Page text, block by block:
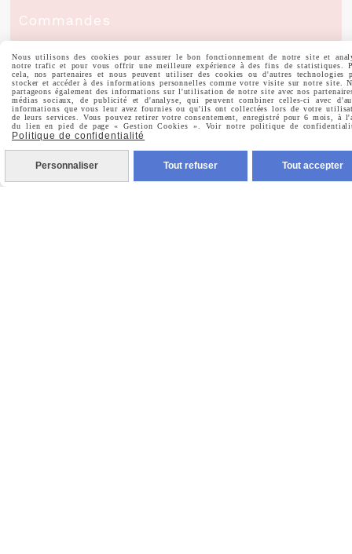
Commandes
Nous Suivre
Facebook
Instagram
Nous utilisons des cookies pour assurer le bon fonctionnement de notre site et
notre trafic et pour vous offrir une meilleure expérience à des fins de statistiques.
cela, nos partenaires et nous peuvent utiliser des cookies ou d'autres technologies
stocker et accéder à des informations personnelles comme votre visite sur notre site.
partageons également des informations sur l'utilisation de notre site avec nos
médias sociaux, de publicité et d'analyse, qui peuvent combiner celles-ci avec
informations que vous leur avez fournies ou qu'ils ont collectées lors de votre
de leurs services. Vous pouvez retirer votre consentement, enregistré pour 6 mois, à
du lien en pied de page « Gestion Cookies ». Voir notre politique de
Politique de confidentialité
Personnaliser Tout refuser Tout accepter